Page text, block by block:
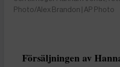
Photo/Alex Brandon | AP Photo
Försäljningen av